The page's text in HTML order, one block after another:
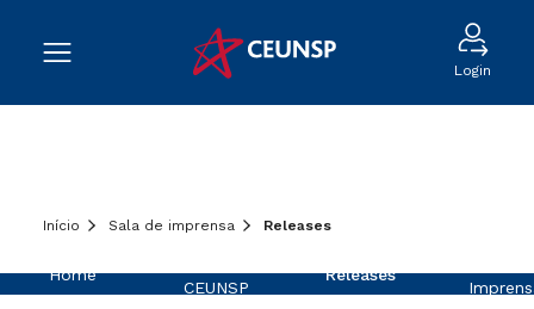
Login
Home
CEUNSP
Releases
Início Sala de imprensa Releases